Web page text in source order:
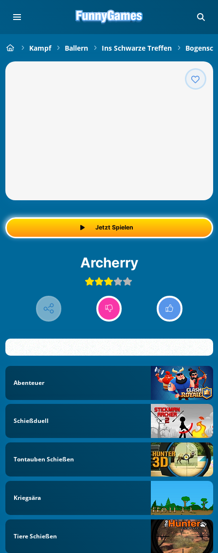
Kampf Ballern Ins Schwarze Treffen
Jetzt Spielen
Archerry
Abenteuer
Schießduell
Tontauben Schießen
Kriegsära
Tiere Schießen